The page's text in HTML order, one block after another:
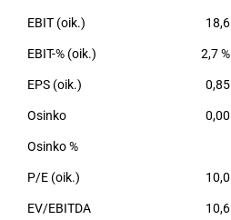
EBIT (oik.) 18,6
EBIT-% (oik.) 2,7 %
EPS (oik.) 0,85
Osinko 0,00
Osinko %
P/E (oik.) 10,0
EV/EBITDA 10,6